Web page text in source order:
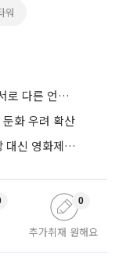
워
김유태 기자의 '밤과 책'…영화와 문학, 서로 다른 언어를 읽다
화 우려 확산
음악부터 여성·건축·독립영화까지…극장 대신 영화제로 즐기는 스크린 여행
추가취재 원해요
0